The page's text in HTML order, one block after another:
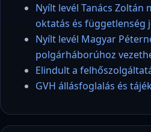
Nyílt levél Tanács Zoltán
oktatás és függetlenség
Nyílt levél Magyar
polgárháborúhoz
Elindult a
GVH állásfoglalás és